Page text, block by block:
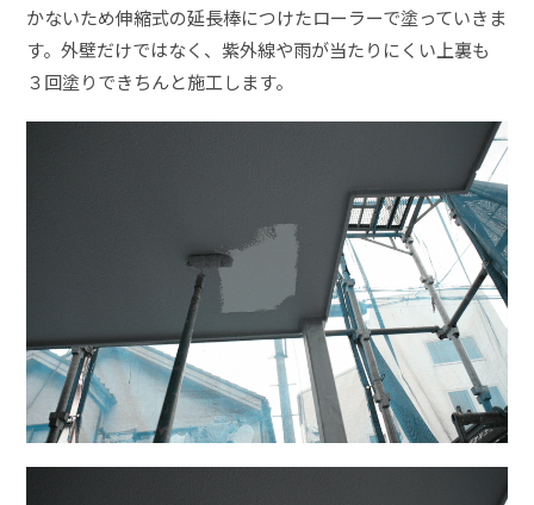
かないため伸縮式の延長棒につけたローラーで塗っていきま
す。外壁だけではなく、紫外線や雨が当たりにくい上裏も
３回塗りできちんと施工します。